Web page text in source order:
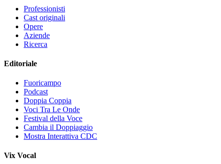
Professionisti
Cast originali
Opere
Aziende
Ricerca
Editoriale
Fuoricampo
Podcast
Doppia Coppia
Voci Tra Le Onde
Festival della Voce
Cambia il Doppiaggio
Mostra Interattiva CDC
Vix Vocal